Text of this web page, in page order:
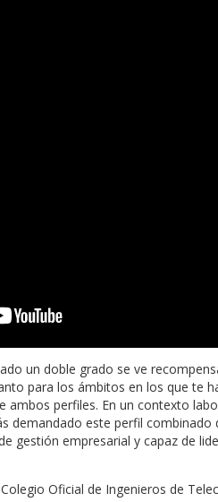
un doble grado se ve
para los ámbitos en los que te
ambos perfiles. En un contexto
demandado este perfil
gestión empresarial y capaz de
Oficial de Ingenieros de